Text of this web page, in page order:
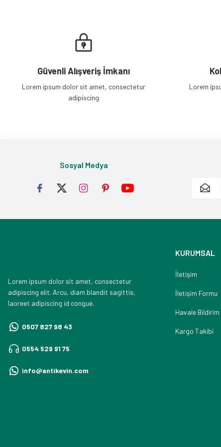
Güvenli Alışveriş İmkanı
Lorem ipsum dolor sit amet, consectetur
adipiscing
Lorem
Sosyal Medya
Lorem ipsum dolor sit amet, consectetur
adipiscing elit. Arcu, diam blandit sagittis,
laoreet adipiscing id congue.
0507 827 98 43
0554 529 91 75
info@antikevin.com
KURUMSAL
İletişim
İletişim Formu
Havale Bildirim
Kargo Takibi